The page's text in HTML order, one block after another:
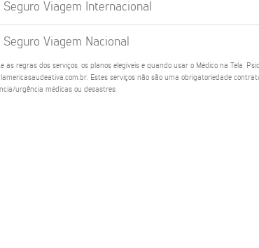
Seguro Viagem Internacional
Seguro Viagem Nacional
as regras dos serviços, os planos elegíveis e quando usar o Médico na Tela,
Estes serviços não são uma obrigatoriedade
urgência médicas ou desastres.